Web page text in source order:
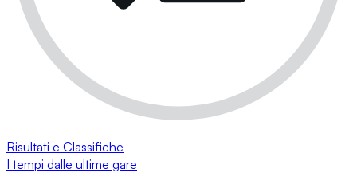
Risultati e Classifiche
I tempi dalle ultime gare